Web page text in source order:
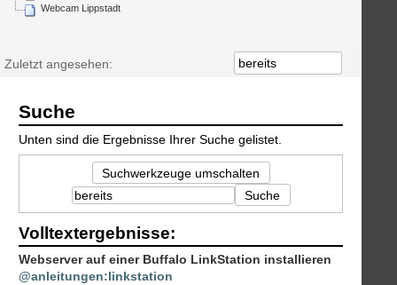
Webcam Lippstadt
Zuletzt angesehen:
Suche
Unten sind die Ergebnisse Ihrer Suche gelistet.
Suchwerkzeuge umschalten
Suche
Volltextergebnisse:
Webserver auf einer Buffalo LinkStation installieren
@anleitungen:linkstation